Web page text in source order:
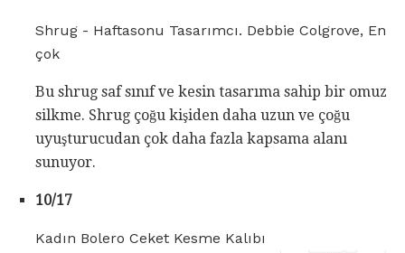
Shrug - Haftasonu Tasarımcı. Debbie Colgrove, En
çok
Bu shrug saf sınıf ve kesin tasarıma sahip bir omuz
silkme. Shrug çoğu kişiden daha uzun ve çoğu
uyuşturucudan çok daha fazla kapsama alanı
sunuyor.
10/17
Kadın Bolero Ceket Kesme Kalıbı